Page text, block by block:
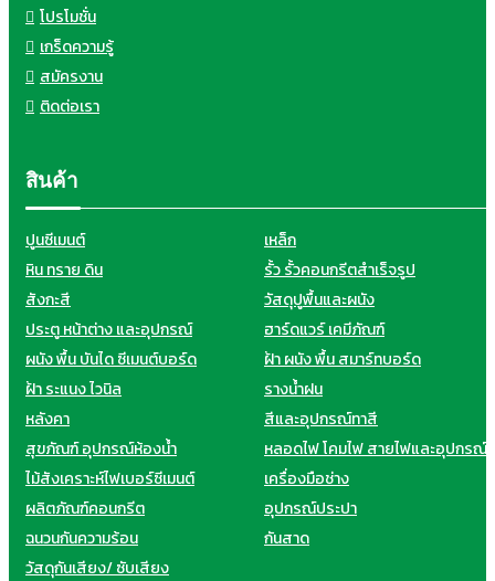
โปรโมชั่น
เกร็ดความรู้
สมัครงาน
ติดต่อเรา
สินค้า
ปูนซีเมนต์
เหล็ก
หิน ทราย ดิน
รั้ว รั้วคอนกรีตสำเร็จรูป
สังกะสี
วัสดุปูพื้นและผนัง
ประตู หน้าต่าง และอุปกรณ์
ฮาร์ดแวร์ เคมีภัณฑ์
ผนัง พื้น บันได ซีเมนต์บอร์ด
ฝ้า ผนัง พื้น สมาร์ทบอร์ด
ฝ้า ระแนง ไวนิล
รางน้ำฝน
หลังคา
สีและอุปกรณ์ทาสี
สุขภัณฑ์ อุปกรณ์ห้องน้ำ
หลอดไฟ โคมไฟ สายไฟและอุปกรณ์
ไม้สังเคราะห์ไฟเบอร์ซีเมนต์
เครื่องมือช่าง
ผลิตภัณฑ์คอนกรีต
อุปกรณ์ประปา
ฉนวนกันความร้อน
กันสาด
วัสดุกันเสียง/ ซับเสียง